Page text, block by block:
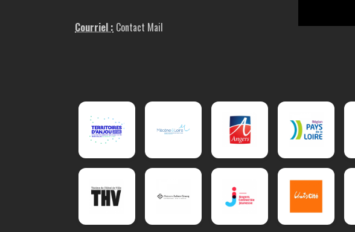
Courriel : Contact Mail